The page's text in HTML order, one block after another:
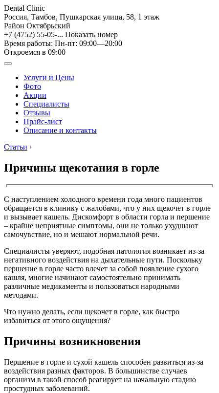
Dental Clinic
Россия, Тамбов, Пушкарская улица, 58, 1 этаж
Район Октябрьский
+7 (4752) 55-05-... Показать номер
Время работы: Пн-пт: 09:00—20:00
Откроемся в 09:00
Услуги и Цены
Фото
Акции
Специалисты
Отзывы
Прайс-лист
Описание и контакты
Статьи ›
Причины щекотания в горле
С наступлением холодного времени года много пациентов
обращается в клинику с жалобами, что у них щекочет в горле
и вызывает кашель. Дискомфорт в области горла и першение
– крайне неприятные симптомы, они не только ухудшают
самочувствие, но и мешают нормальной речи.
Специалисты уверяют, подобная патология возникает из-за
негативного воздействия на дыхательные пути. Поскольку
першение в горле часто влечет за собой появление сухого
кашля, многие начинают самостоятельно принимать
различные медикаменты и пользоваться народными
методами.
Что нужно делать, если щекочет в горле, как быстро
избавиться от этого ощущения?
Причины возникновения
Першение в горле и сухой кашель способен развиться из-за
воздействия разных факторов. В большинстве случаев
организм в такой способ реагирует на начальную стадию
простудных заболеваний.